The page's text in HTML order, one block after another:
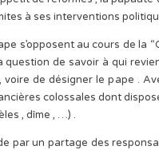
à ses interventions
s’opposent au cours de la
question de savoir à qui
voire de désigner le pape .
colossales dont
, dîme , …) .
par un partage des